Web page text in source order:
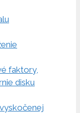
faktory,
disku